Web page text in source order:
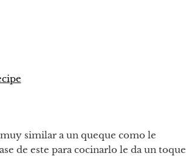
similar a un queque como le
de este para cocinarlo le da un toque